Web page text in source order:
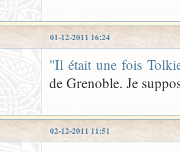
01-12-2011 16:24
"Il était une fois
de Grenoble. Je
02-12-2011 11:51